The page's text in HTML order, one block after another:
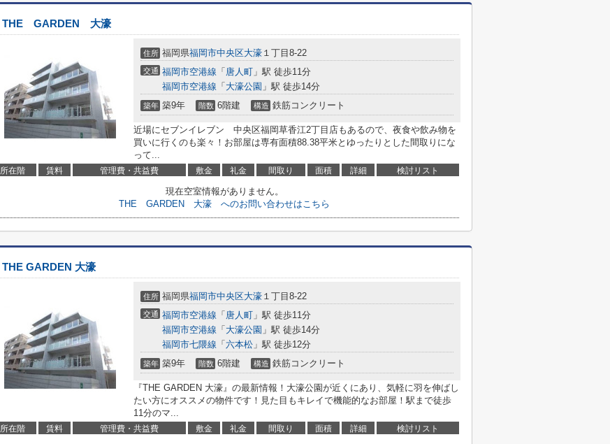
THE GARDEN 大濠
住所 福岡県福岡市中央区大濠 １丁目8-22
交通 福岡市空港線 「 唐人町 」駅 徒歩11分
福岡市空港線 「 大濠公園 」駅 徒歩14分
築年 築9年 階数 6階建 構造 鉄筋コンクリート
近場にセブンイレブン 中央区福岡草香江2丁目店もあるので、夜食や飲み物を
買いに行くのも楽々！お部屋は専有面積88.38平米とゆったりとした間取りにな
って...
所在階 賃料 管理費・共益費 敷金 礼金 間取り 面積 詳細 検討リスト
現在空室情報がありません。
THE GARDEN 大濠 へのお問い合わせはこちら
THE GARDEN 大濠
住所 福岡県福岡市中央区大濠 １丁目8-22
交通 福岡市空港線 「 唐人町 」駅 徒歩11分
福岡市空港線 「 大濠公園 」駅 徒歩14分
福岡市七隈線 「 六本松 」駅 徒歩12分
築年 築9年 階数 6階建 構造 鉄筋コンクリート
『THE GARDEN 大濠』の最新情報！大濠公園が近くにあり、気軽に羽を伸ばし
たい方にオススメの物件です！見た目もキレイで機能的なお部屋！駅まで徒歩
11分のマ...
所在階 賃料 管理費・共益費 敷金 礼金 間取り 面積 詳細 検討リスト